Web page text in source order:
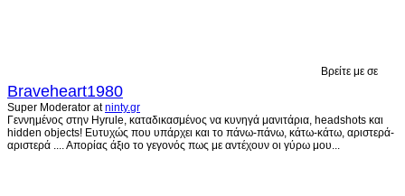
Βρείτε με σε
Braveheart1980
Super Moderator atninty.gr
Γεννημένος στην Hyrule, καταδικασμένος να κυνηγά μανιτάρια, headshots και
hidden objects! Ευτυχώς που υπάρχει και το πάνω-πάνω, κάτω-κάτω, αριστερά-
αριστερά .... Απορίας άξιο το γεγονός πως με αντέχουν οι γύρω μου...